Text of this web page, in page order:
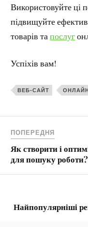
Використовуйте ці
підвищуйте
товарів тапослуг
Успіхів вам!
ВЕБ-САЙТ
ПОПЕРЕДНЯ
Як створити і
для пошуку роботи?
Найпопулярніші